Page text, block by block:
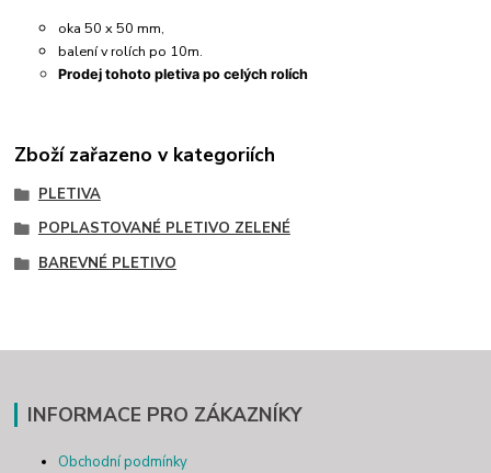
oka 50 x 50 mm,
balení v rolích po 10m.
Prodej tohoto pletiva po celých rolích
Zboží zařazeno v kategoriích
PLETIVA
POPLASTOVANÉ PLETIVO ZELENÉ
BAREVNÉ PLETIVO
INFORMACE PRO ZÁKAZNÍKY
Obchodní podmínky